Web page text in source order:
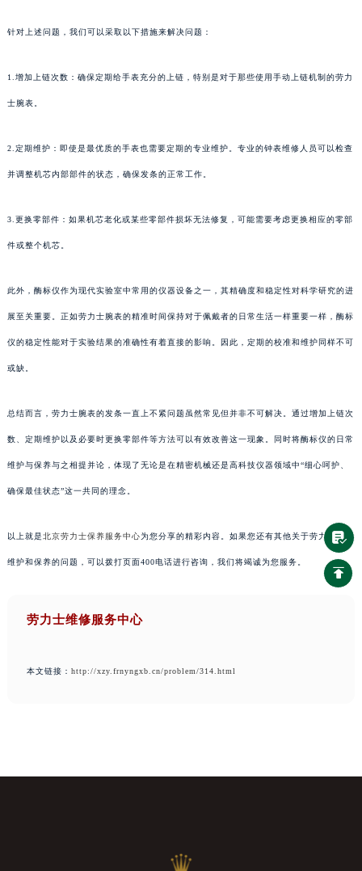
针对上述问题，我们可以采取以下措施来解决问题：
1.增加上链次数：确保定期给手表充分的上链，特别是对于那些使用手动上链机制的劳力
士腕表。
2.定期维护：即使是最优质的手表也需要定期的专业维护。专业的钟表维修人员可以检查
并调整机芯内部部件的状态，确保发条的正常工作。
3.更换零部件：如果机芯老化或某些零部件损坏无法修复，可能需要考虑更换相应的零部
件或整个机芯。
此外，酶标仪作为现代实验室中常用的仪器设备之一，其精确度和稳定性对科学研究的进
展至关重要。正如劳力士腕表的精准时间保持对于佩戴者的日常生活一样重要一样，酶标
仪的稳定性能对于实验结果的准确性有着直接的影响。因此，定期的校准和维护同样不可
或缺。
总结而言，劳力士腕表的发条一直上不紧问题虽然常见但并非不可解决。通过增加上链次
数、定期维护以及必要时更换零部件等方法可以有效改善这一现象。同时将酶标仪的日常
维护与保养与之相提并论，体现了无论是在精密机械还是高科技仪器领域中“细心呵护、
确保最佳状态”这一共同的理念。
以上就是北京劳力士保养服务中心为您分享的精彩内容。如果您还有其他关于劳力士手表
维护和保养的问题，可以拨打页面400电话进行咨询，我们将竭诚为您服务。
劳力士维修服务中心
本文链接： http://xzy.frnyngxb.cn/problem/314.html